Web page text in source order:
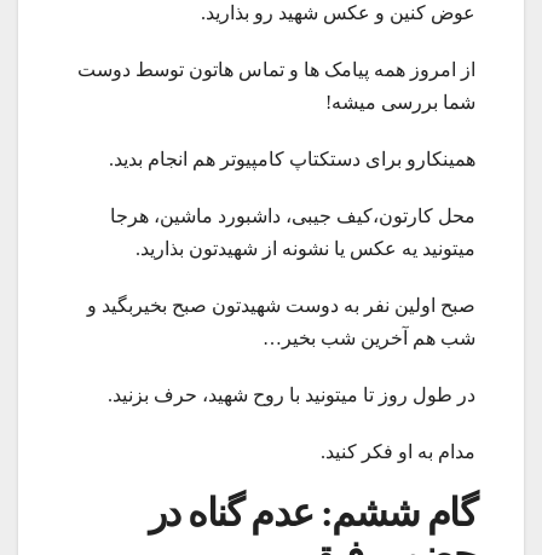
عوض کنین و عکس شهید رو بذارید.
از امروز همه پیامک ها و تماس هاتون توسط دوست
شما بررسی میشه!
همینکارو برای دستکتاپ کامپیوتر هم انجام بدید.
محل کارتون،کیف جیبی، داشبورد ماشین، هرجا
میتونید یه عکس یا نشونه از شهیدتون بذارید.
صبح اولین نفر به دوست شهیدتون صبح بخیربگید و
شب هم آخرین شب بخیر…
در طول روز تا میتونید با روح شهید، حرف بزنید.
مدام به او فکر کنید.
گام ششم: عدم گناه در